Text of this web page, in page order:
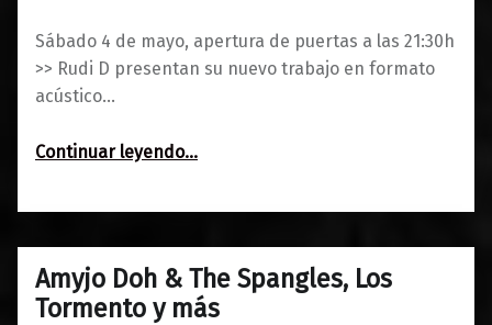
Sábado 4 de mayo, apertura de puertas a las 21:30h
>> Rudi D presentan su nuevo trabajo en formato
acústico…
Continuar leyendo“Rudi D + Undercover :: Indie Disco Club”
…
Amyjo Doh & The Spangles, Los
Tormento y más
23/01/2018
0
Maravillas